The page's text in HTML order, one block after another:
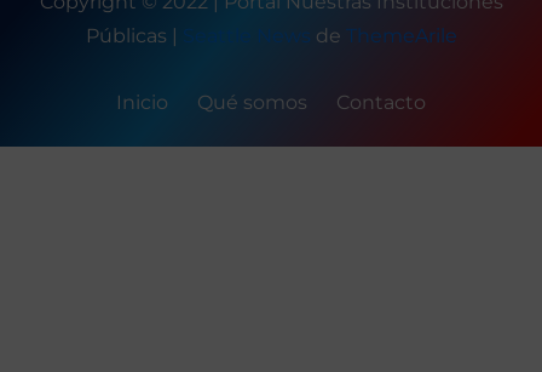
Públicas | Seattle News de ThemeArile
Inicio Qué somos Contacto